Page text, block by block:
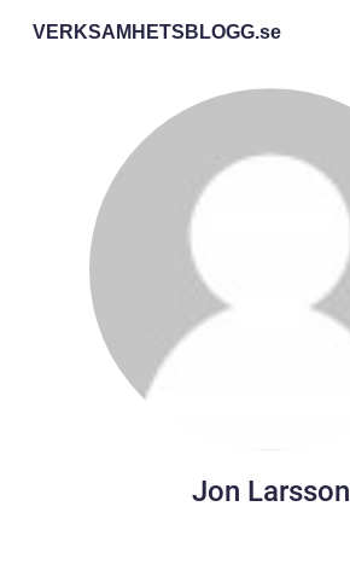
VERKSAMHETSBLOGG.se
Jon Larsson